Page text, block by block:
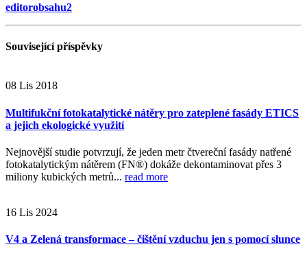
editorobsahu2
Souvisejícípříspěvky
08 Lis 2018
Multifukční fotokatalytické nátěry pro zateplené fasády ETICS
a jejich ekologické využití
Nejnovější studie potvrzují, že jeden metr čtvereční fasády natřené
fotokatalytickým nátěrem (FN®) dokáže dekontaminovat přes 3
miliony kubických metrů... read more
16 Lis 2024
V4 a Zelená transformace – čištění vzduchu jen s pomocí slunce